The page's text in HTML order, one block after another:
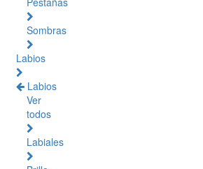
Sombras
Labios
Labios
Ver
todos
Labiales